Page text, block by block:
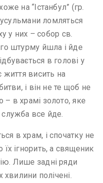
на “Істанбул” (гр.
ломляться
у них – собор св.
штурму йшла і йде
в голові у
життя висить на
і він не те щоб не
– в храмі золото, яке
все йде.
в храм, і спочатку не
ігнорить, а священик
Лише задні ряди
хвилини полічені.